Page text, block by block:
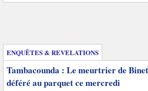
ENQUÊTES & REVELATIONS
Tambacounda : Le meurtrier de
déféré au parquet ce mercredi